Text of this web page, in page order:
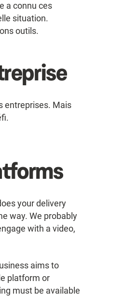
a connu ces
situation.
outils.
entreprises. Mais
your delivery
way. We probably
with a video,
aims to
platform or
must be available